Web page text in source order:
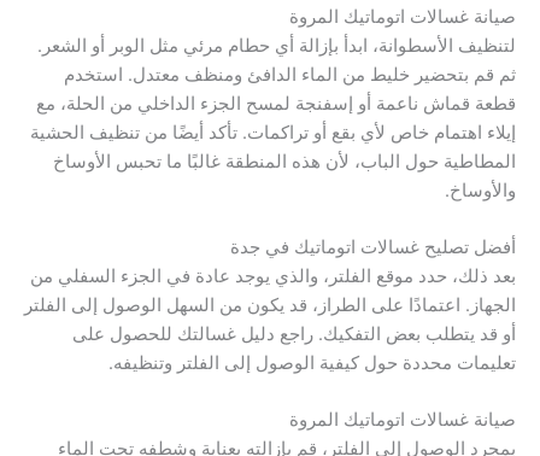
صيانة غسالات اتوماتيك المروة
لتنظيف الأسطوانة، ابدأ بإزالة أي حطام مرئي مثل الوبر أو الشعر.
ثم قم بتحضير خليط من الماء الدافئ ومنظف معتدل. استخدم
قطعة قماش ناعمة أو إسفنجة لمسح الجزء الداخلي من الحلة، مع
إيلاء اهتمام خاص لأي بقع أو تراكمات. تأكد أيضًا من تنظيف الحشية
المطاطية حول الباب، لأن هذه المنطقة غالبًا ما تحبس الأوساخ
والأوساخ.
أفضل تصليح غسالات اتوماتيك في جدة
بعد ذلك، حدد موقع الفلتر، والذي يوجد عادة في الجزء السفلي من
الجهاز. اعتمادًا على الطراز، قد يكون من السهل الوصول إلى الفلتر
أو قد يتطلب بعض التفكيك. راجع دليل غسالتك للحصول على
تعليمات محددة حول كيفية الوصول إلى الفلتر وتنظيفه.
صيانة غسالات اتوماتيك المروة
بمجرد الوصول إلى الفلتر، قم بإزالته بعناية وشطفه تحت الماء